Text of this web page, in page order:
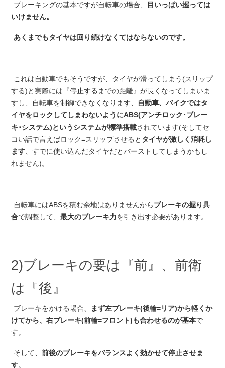
ブレーキングの基本ですが自転車の場合、
目いっぱい握っては
いけません。
あくまでもタイヤは回り続けなくてはならないのです。
これは自動車でもそうですが、タイヤが滑ってしまう(スリップ
する)と実際には『停止するまでの距離』が長くなってしまいま
すし、自転車を制御できなくなります、
自動車、バイクではタ
イヤをロックしてしまわないようにABS(アンチロック･ブレー
キ･システム)というシステムが標準搭載されています(そしてセ
コい話で言えばロック=スリップさせると タイヤが激しく消耗し
ます、すでに使い込んだタイヤだとバーストしてしまうかもし
れません)。
自転車にはABSを積む余地はありませんからブレーキの握り具
合で調整して、 最大のブレーキ力を引き出す必要があります。
2)ブレーキの要は『前』、前衛
は『後』
ブレーキをかける場合、
まず左ブレーキ(後輪=リア)から軽くか
けてから、右ブレーキ(前輪=フロント)も合わせるのが基本で
す。
そして、 前後のブレーキをバランスよく効かせて停止させま
す。